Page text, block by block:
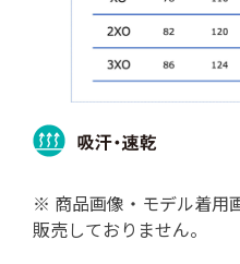
※ 商品画像・モデル着用
販売しておりません。